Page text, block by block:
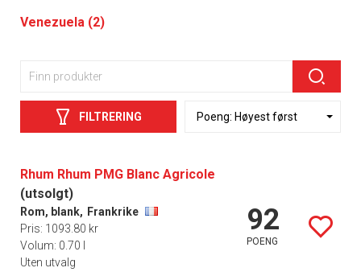
Venezuela (2)
FILTRERING
Rhum Rhum PMG Blanc Agricole
(utsolgt)
Rom, blank, Frankrike
Pris: 1093.80 kr
Volum: 0.70 l
Uten utvalg
92
POENG